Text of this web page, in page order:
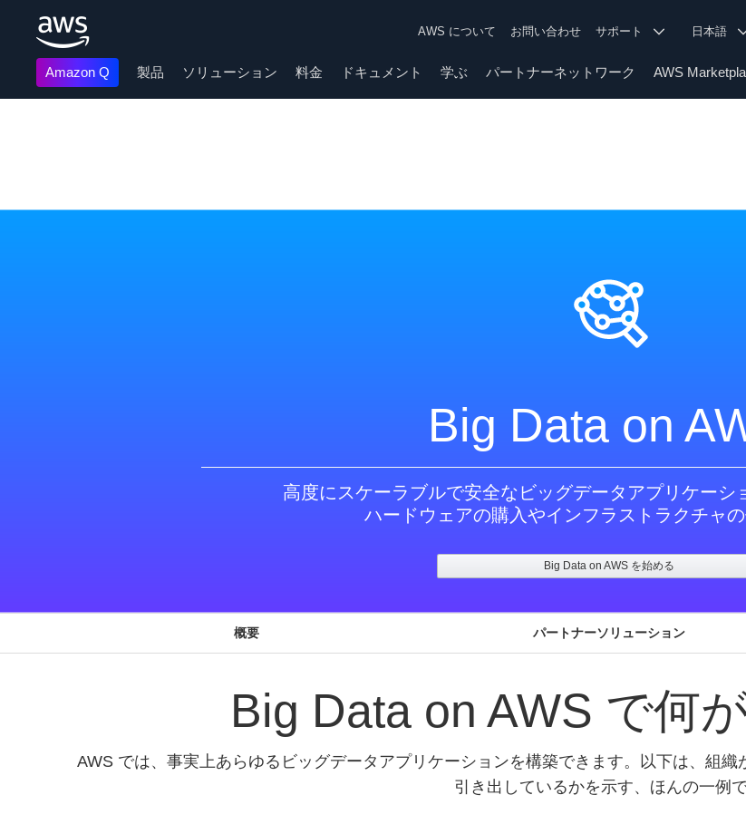
AWS について お問い合わせ サポート 日本語
Amazon Q 製品 ソリューション 料金 ドキュメント 学ぶ パートナーネットワーク AWS
Big Data on
高度にスケーラブルで安全なビッグデータアプリケーシ
ハードウェアの購入やインフラストラクチャの
Big Data on AWS を始める
概要 パートナーソリューション
Big Data on AWS で何
AWS では、事実上あらゆるビッグデータアプリケーションを構築できます。以下は、組
引き出しているかを示す、ほんの一例